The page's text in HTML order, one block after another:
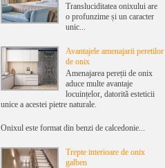
Transluciditatea onixului are
o profunzime și un caracter
unic...
Avantajele amenajarii peretilor
de onix
Amenajarea pereții de onix
aduce multe avantaje
locuințelor, datorită esteticii
unice a acestei pietre naturale.
Onixul este format din benzi de calcedonie...
Trepte interioare de onix
galben